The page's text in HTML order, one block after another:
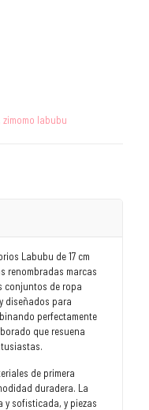
zimomo labubu
Labubu de 17 cm
renombradas marcas
conjuntos de ropa
diseñados para
perfectamente
que resuena
de primera
duradera. La
y sofisticada, y piezas